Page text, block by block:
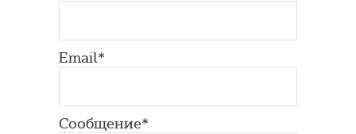
Email*
Сообщение*